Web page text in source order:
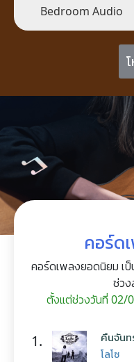
Bedroom Audio
คอร์ด
คอร์ดเพลงยอดนิยม เ
ช่วง
ตั้งแต่ช่วงวันที่ 02/
1. คืนจันท
โลโซ